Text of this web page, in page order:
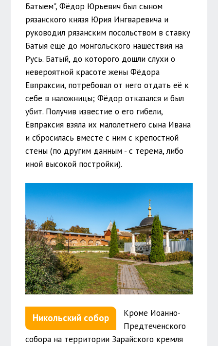
Батыем", Фёдор Юрьевич был сыном
рязанского князя Юрия Ингваревича и
руководил рязанским посольством в ставку
Батыя ещё до монгольского нашествия на
Русь. Батый, до которого дошли слухи о
невероятной красоте жены Фёдора
Евпраксии, потребовал от него отдать её к
себе в наложницы; Фёдор отказался и был
убит. Получив известие о его гибели,
Евпраксия взяла их малолетнего сына Ивана
и сбросилась вместе с ним с крепостной
стены (по другим данным - с терема, либо
иной высокой постройки).
Никольский собор
Кроме Иоанно-
Предтеченского
собора на территории Зарайского кремля